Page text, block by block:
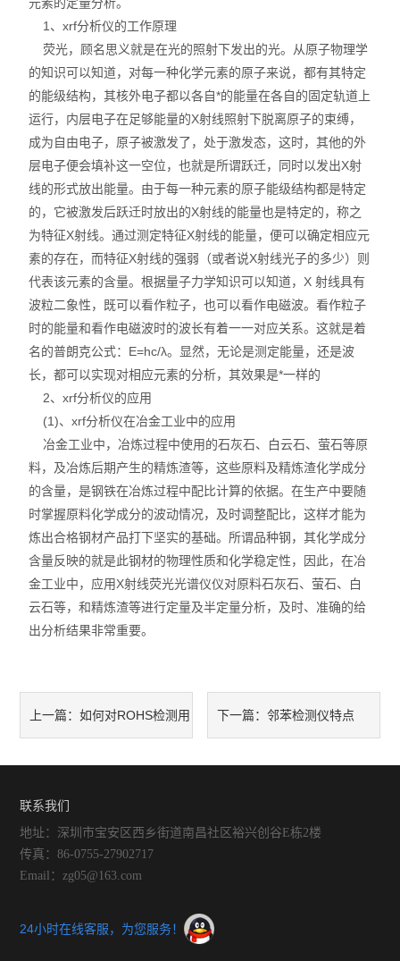
邻苯检测仪
元素分析仪
镀层厚度分析仪
1、xrf分析仪的工作原理
荧光，顾名思义就是在光的照射下发出的光。从原子物理学
的知识可以知道，对每一种化学元素的原子来说，都有其特定
的能级结构，其核外电子都以各自*的能量在各自的固定轨道上
运行，内层电子在足够能量的X射线照射下脱离原子的束缚，
成为自由电子，原子被激发了，处于激发态，这时，其他的外
层电子便会填补这一空位，也就是所谓跃迁，同时以发出X射
线的形式放出能量。由于每一种元素的原子能级结构都是特定
的，它被激发后跃迁时放出的X射线的能量也是特定的，称之
为特征X射线。通过测定特征X射线的能量，便可以确定相应元
素的存在，而特征X射线的强弱（或者说X射线光子的多少）则
代表该元素的含量。根据量子力学知识可以知道，X 射线具有
波粒二象性，既可以看作粒子，也可以看作电磁波。看作粒子
时的能量和看作电磁波时的波长有着一一对应关系。这就是着
名的普朗克公式：E=hc/λ。显然，无论是测定能量，还是波
长，都可以实现对相应元素的分析，其效果是*一样的
2、xrf分析仪的应用
(1)、xrf分析仪在冶金工业中的应用
冶金工业中，冶炼过程中使用的石灰石、白云石、萤石等原
料，及冶炼后期产生的精炼渣等，这些原料及精炼渣化学成分
的含量，是钢铁在冶炼过程中配比计算的依据。在生产中要随
时掌握原料化学成分的波动情况，及时调整配比，这样才能为
炼出合格钢材产品打下坚实的基础。所谓品种钢，其化学成分
含量反映的就是此钢材的物理性质和化学稳定性，因此，在冶
金工业中，应用X射线荧光光谱仪仪对原料石灰石、萤石、白
云石等，和精炼渣等进行定量及半定量分析，及时、准确的给
出分析结果非常重要。
上一篇：如何对ROHS检测用 下一篇： 邻苯检测仪特点
联系我们
地址：深圳市宝安区西乡街道南昌社区裕兴创谷E栋2楼
传真：86-0755-27902717
Email：zg05@163.com
24小时在线客服，为您服务！